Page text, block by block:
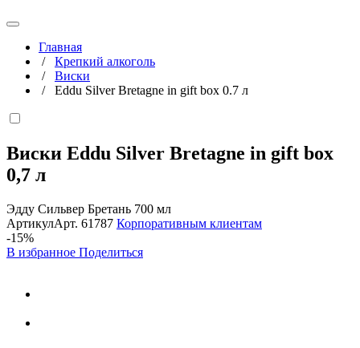
Главная
/ Крепкий алкоголь
/ Виски
/ Eddu Silver Bretagne in gift box 0.7 л
Виски Eddu Silver Bretagne in gift box
0,7 л
Эдду Сильвер Бретань 700 мл
АртикулАрт. 61787 Корпоративным клиентам
-15%
В избранное Поделиться